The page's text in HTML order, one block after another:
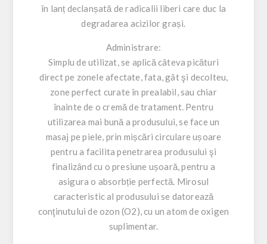
în lanț declanșată de radicalii liberi care duc la
degradarea acizilor grași.
Administrare:
Simplu de utilizat, se aplică câteva picături
direct pe zonele afectate, fata, gât şi decolteu,
zone perfect curate în prealabil, sau chiar
înainte de o cremă de tratament. Pentru
utilizarea mai bună a produsului, se face un
masaj pe piele, prin mișcări circulare ușoare
pentru a facilita penetrarea produsului şi
finalizând cu o presiune ușoară, pentru a
asigura o absorbție perfectă. Mirosul
caracteristic al produsului se datorează
conţinutului de ozon (O2), cu un atom de oxigen
suplimentar.